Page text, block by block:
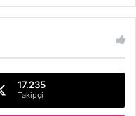
17.235
Takipçi